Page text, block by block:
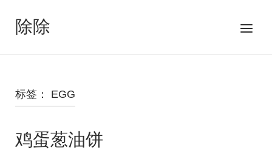
除除
菜
标签： EGG
鸡蛋葱油饼